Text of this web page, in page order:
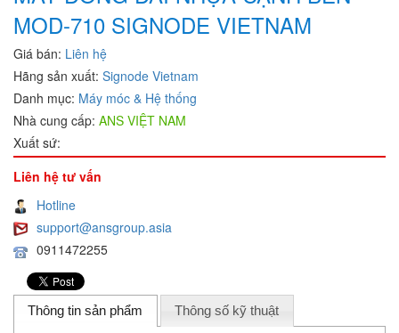
MOD-710 SIGNODE VIETNAM
Giá bán: Liên hệ
Hãng sản xuất: Signode Vietnam
Danh mục: Máy móc & Hệ thống
Nhà cung cấp: ANS VIỆT NAM
Xuất sứ:
Liên hệ tư vấn
Hotline
support@ansgroup.asia
0911472255
Thông tin sản phẩm Thông số kỹ thuật